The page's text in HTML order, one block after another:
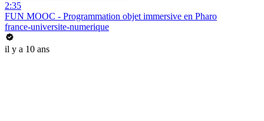
2:35
FUN MOOC - Programmation objet immersive en Pharo
france-universite-numerique
il y a 10 ans